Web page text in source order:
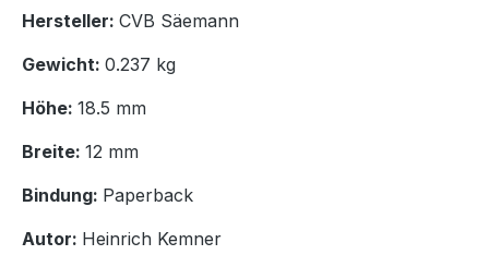
Hersteller: CVB Säemann
Gewicht: 0.237 kg
Höhe: 18.5 mm
Breite: 12 mm
Bindung: Paperback
Autor: Heinrich Kemner